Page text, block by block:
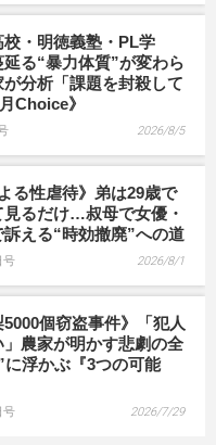
校・明徳義塾・PL学
る“暴力体質”が変わら
分析「課題を封殺して
Choice》
2026/8/5
る性虐待》弟は29歳で
見るだけ…叔母で女優・
える“時効撤廃”への道
号 2026/8/1
5000個窃盗事件》「犯人
農家が明かす悲劇の全
浮かぶ『3つの可能
号 2026/7/29